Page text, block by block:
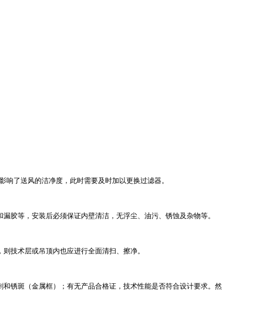
了送风的洁净度，此时需要及时加以更换过滤器。
胶等，安装后必须保证内壁清洁，无浮尘、油污、锈蚀及杂物等。
技术层或吊顶内也应进行全面清扫、擦净。
锈斑（金属框）；有无产品合格证，技术性能是否符合设计要求。然